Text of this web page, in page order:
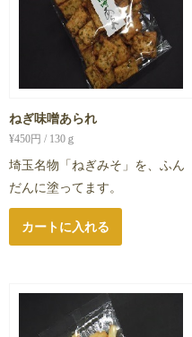
ねぎ味噌あられ
¥450円 / 130ｇ
埼玉名物「ねぎみそ」を、ふん
だんに塗ってます。
カートに入れる